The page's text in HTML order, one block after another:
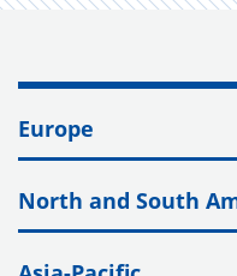
Europe
North and South